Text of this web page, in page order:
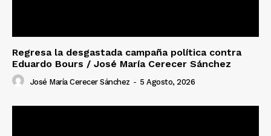
Regresa la desgastada campaña política contra
Eduardo Bours / José María Cerecer Sánchez
José María Cerecer Sánchez - 5 Agosto, 2026